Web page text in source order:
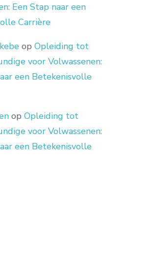
Een Stap naar een
Carrière
opOpleiding tot
voor Volwassenen:
een Betekenisvolle
opOpleiding tot
voor Volwassenen:
een Betekenisvolle